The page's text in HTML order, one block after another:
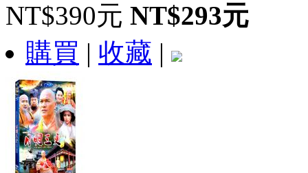
NT$390元 NT$293元
購買 | 收藏 |